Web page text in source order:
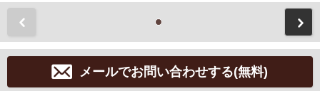
メールでお問い合わせする(無料)